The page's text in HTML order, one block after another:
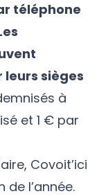
téléphone
sièges
à
et 1 € par
Covoit’ici
de l’année.